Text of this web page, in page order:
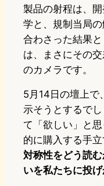
製品の射程は、
学と、規制当局
合わさった結果
は、まさにその
のカメラです。
5月14日の壇上で
示そうとするで
て「欲しい」と
的に購入する手立
対称性をどう読
いを私たちに投げ